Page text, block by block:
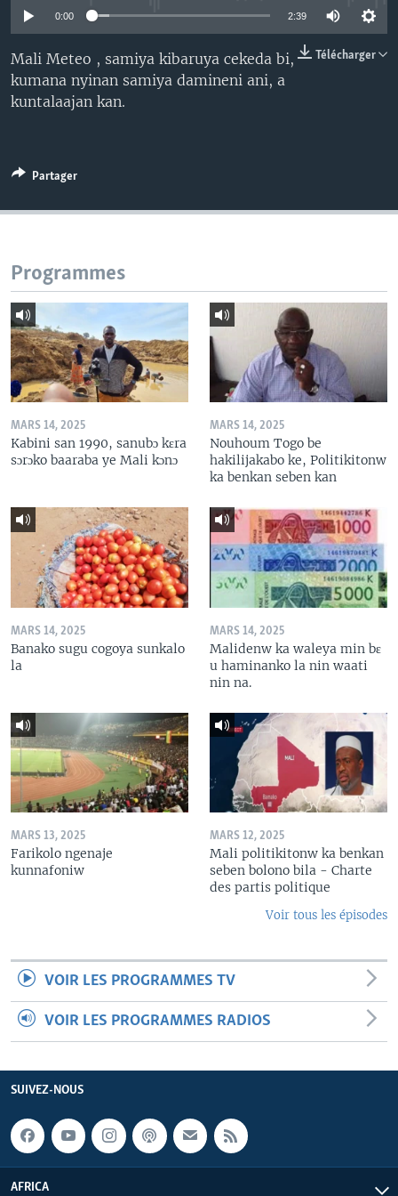
0:00 2:39
Télécharger
Mali Meteo , samiya kibaruya cekeda bi,
kumana nyinan samiya damineni ani, a
kuntalaajan kan.
Partager
Programmes
MARS 14, 2025
Kabini san 1990, sanubɔ kɛra
sɔrɔko baaraba ye Mali kɔnɔ
MARS 14, 2025
Nouhoum Togo be
hakilijakabo ke, Politikitonw
ka benkan seben kan
MARS 14, 2025
Banako sugu cogoya sunkalo
la
MARS 14, 2025
Malidenw ka waleya min bɛ
u haminanko la nin waati
nin na.
MARS 13, 2025
Farikolo ngenaje
kunnafoniw
MARS 12, 2025
Mali politikitonw ka benkan
seben bolono bila - Charte
des partis politique
Voir tous les épisodes
VOIR LES PROGRAMMES TV
VOIR LES PROGRAMMES RADIOS
SUIVEZ-NOUS
AFRICA